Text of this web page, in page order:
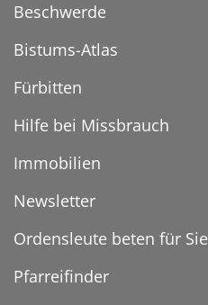
Beschwerde
Bistums-Atlas
Fürbitten
Hilfe bei Missbrauch
Immobilien
Newsletter
Ordensleute beten für Sie
Pfarreifinder